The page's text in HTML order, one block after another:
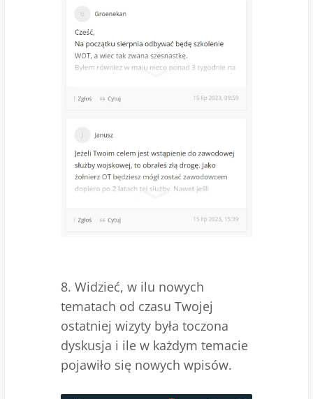
8. Widzieć, w ilu nowych
tematach od czasu Twojej
ostatniej wizyty była toczona
dyskusja i ile w każdym temacie
pojawiło się nowych wpisów.